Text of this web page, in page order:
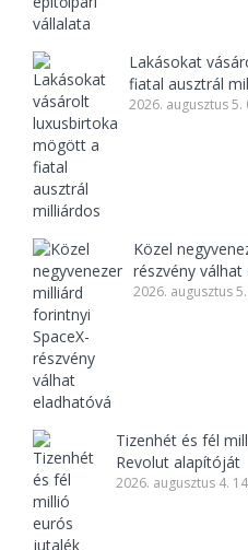
Lakásokat
fiatal ausztrál
2026. augusztus 5.
Közel
részvény válhat
2026. augusztus
Tizenhét és fél
Revolut alapítóját
2026. augusztus 4.